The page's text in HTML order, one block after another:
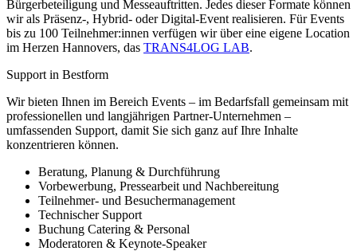
Bürgerbeteiligung und Messeauftritten. Jedes dieser Formate können
wir als Präsenz-, Hybrid- oder Digital-Event realisieren. Für Events
bis zu 100 Teilnehmer:innen verfügen wir über eine eigene Location
im Herzen Hannovers, das TRANS4LOG LAB.
Support in Bestform
Wir bieten Ihnen im Bereich Events – im Bedarfsfall gemeinsam mit
professionellen und langjährigen Partner-Unternehmen –
umfassenden Support, damit Sie sich ganz auf Ihre Inhalte
konzentrieren können.
Beratung, Planung & Durchführung
Vorbewerbung, Pressearbeit und Nachbereitung
Teilnehmer- und Besuchermanagement
Technischer Support
Buchung Catering & Personal
Moderatoren & Keynote-Speaker